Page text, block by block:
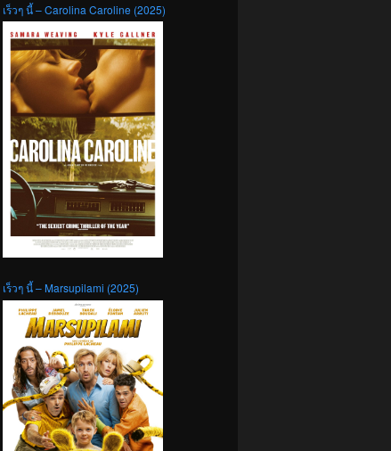
เร็วๆ นี้ – Carolina Caroline (2025)
เร็วๆ นี้ – Marsupilami (2025)